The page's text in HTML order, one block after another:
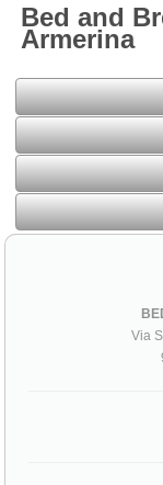
Bed and
Armerina
Via